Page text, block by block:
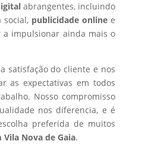
abrangentes, incluindo
social, publicidade online e
impulsionar ainda mais o
satisfação do cliente e nos
as expectativas em todos
Nosso compromisso
nos diferencia, e é
preferida de muitos
Nova de Gaia.